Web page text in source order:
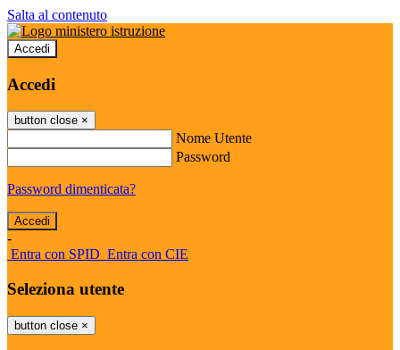
Salta al contenuto
Accedi
Accedi
button close ×
Nome Utente
Password
Password dimenticata?
-
Entra con SPID Entra con CIE
Seleziona utente
button close ×